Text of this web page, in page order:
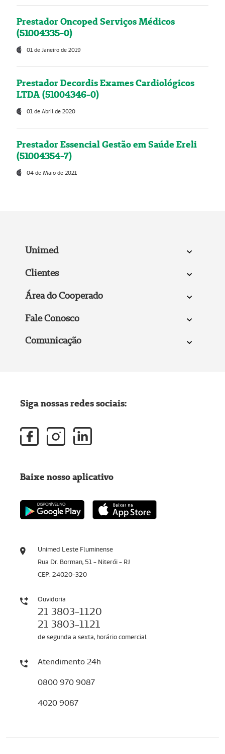
Prestador Oncoped Serviços Médicos
(51004335-0)
01 de Janeiro de 2019
Prestador Decordis Exames Cardiológicos
LTDA (51004346-0)
01 de Abril de 2020
Prestador Essencial Gestão em Saúde Ereli
(51004354-7)
04 de Maio de 2021
Unimed
Clientes
Área do Cooperado
Fale Conosco
Comunicação
Unimed Leste Fluminense
Rua Dr. Borman, 51 - Niterói - RJ
CEP: 24020-320
Ouvidoria
21 3803-1120
21 3803-1121
de segunda a sexta, horário comercial
Atendimento 24h
0800 970 9087
4020 9087
Siga nossas redes sociais:
Baixe nosso aplicativo